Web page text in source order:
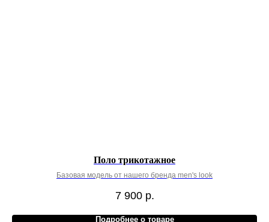
Поло трикотажное
Базовая модель от нашего бренда men's look
7 900 р.
Подробнее о товаре